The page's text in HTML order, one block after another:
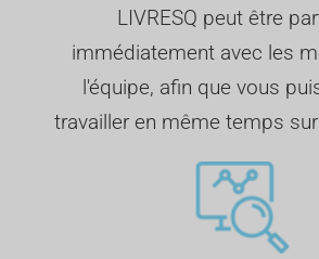
LIVRESQ peut être
immédiatement avec les
l'équipe, afin que vous
travailler en même temps